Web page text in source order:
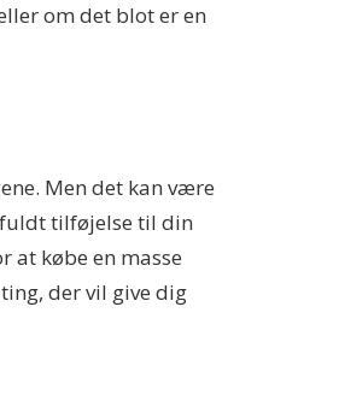
om det blot er en
Men det kan være
tilføjelse til din
at købe en masse
der vil give dig